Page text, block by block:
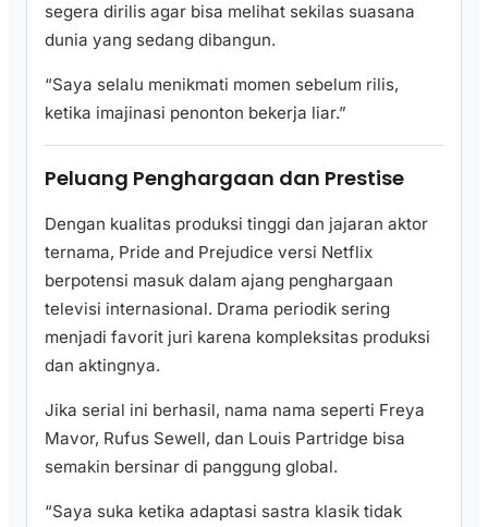
segera dirilis agar bisa melihat sekilas suasana
dunia yang sedang dibangun.
“Saya selalu menikmati momen sebelum rilis,
ketika imajinasi penonton bekerja liar.”
Peluang Penghargaan dan Prestise
Dengan kualitas produksi tinggi dan jajaran aktor
ternama, Pride and Prejudice versi Netflix
berpotensi masuk dalam ajang penghargaan
televisi internasional. Drama periodik sering
menjadi favorit juri karena kompleksitas produksi
dan aktingnya.
Jika serial ini berhasil, nama nama seperti Freya
Mavor, Rufus Sewell, dan Louis Partridge bisa
semakin bersinar di panggung global.
“Saya suka ketika adaptasi sastra klasik tidak